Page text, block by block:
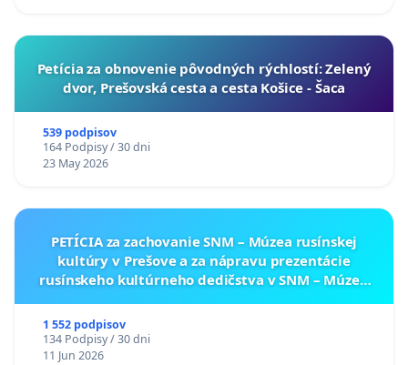
​Petícia za obnovenie pôvodných rýchlostí: Zelený
dvor, Prešovská cesta a cesta Košice - Šaca
539 podpisov
164 Podpisy / 30 dni
23 May 2026
PETÍCIA za zachovanie SNM – Múzea rusínskej
kultúry v Prešove a za nápravu prezentácie
rusínskeho kultúrneho dedičstva v SNM – Múzeu
1 552 podpisov
134 Podpisy / 30 dni
11 Jun 2026